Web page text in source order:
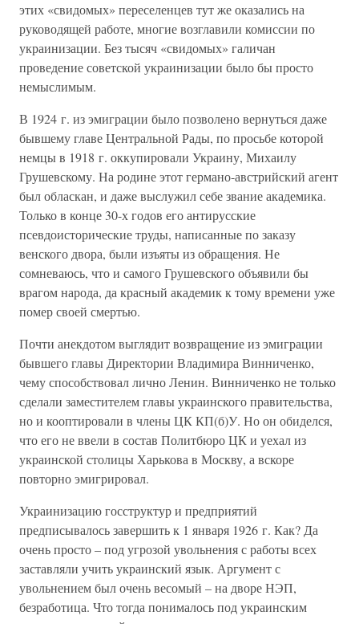
этих «свидомых» переселенцев тут же оказались на
руководящей работе, многие возглавили комиссии по
украинизации. Без тысяч «свидомых» галичан
проведение советской украинизации было бы просто
немыслимым.
В 1924 г. из эмиграции было позволено вернуться даже
бывшему главе Центральной Рады, по просьбе которой
немцы в 1918 г. оккупировали Украину, Михаилу
Грушевскому. На родине этот германо-австрийский агент
был обласкан, и даже выслужил себе звание академика.
Только в конце 30-х годов его антирусские
псевдоисторические труды, написанные по заказу
венского двора, были изъяты из обращения. Не
сомневаюсь, что и самого Грушевского объявили бы
врагом народа, да красный академик к тому времени уже
помер своей смертью.
Почти анекдотом выглядит возвращение из эмиграции
бывшего главы Директории Владимира Винниченко,
чему способствовал лично Ленин. Винниченко не только
сделали заместителем главы украинского правительства,
но и кооптировали в члены ЦК КП(б)У. Но он обиделся,
что его не ввели в состав Политбюро ЦК и уехал из
украинской столицы Харькова в Москву, а вскоре
повторно эмигрировал.
Украинизацию госструктур и предприятий
предписывалось завершить к 1 января 1926 г. Как? Да
очень просто – под угрозой увольнения с работы всех
заставляли учить украинский язык. Аргумент с
увольнением был очень весомый – на дворе НЭП,
безработица. Что тогда понималось под украинским